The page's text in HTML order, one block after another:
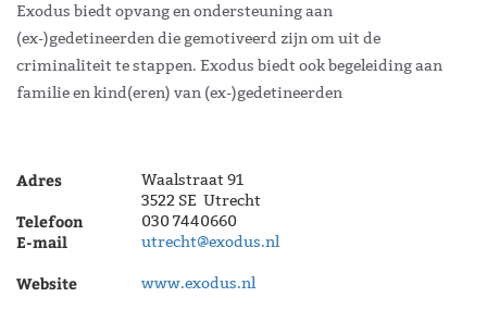
Exodus biedt opvang en ondersteuning aan
(ex-)gedetineerden die gemotiveerd zijn om uit de
criminaliteit te stappen. Exodus biedt ook begeleiding aan
familie en kind(eren) van (ex-)gedetineerden
Adres
Waalstraat 91
3522 SE Utrecht
Telefoon 030 7440660
E-mail utrecht@exodus.nl
Website www.exodus.nl